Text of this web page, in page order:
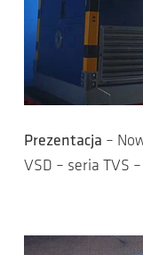
Prezentacja –
VSD – seria TVS